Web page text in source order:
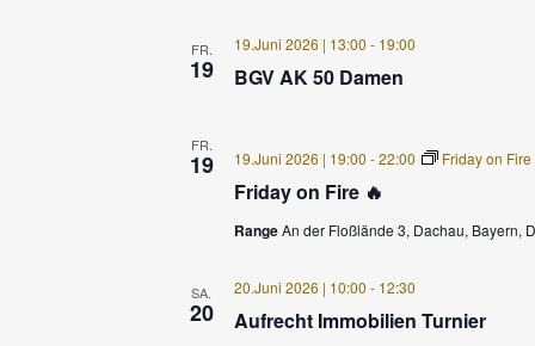
FR.
19 BGV AK 50 Damen
19.Juni 2026 | 13:00 - 19:00
FR.
19
Friday on Fire 🔥
19.Juni 2026 | 19:00 -22:00 Friday on Fire
RangeAn der Floßlände 3, Dachau, Bayern,
SA.
20 Aufrecht Immobilien Turnier
20.Juni 2026 | 10:00 - 12:30